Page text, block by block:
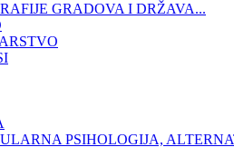
GRADOVA I DRŽAVA...
PSIHOLOGIJA,